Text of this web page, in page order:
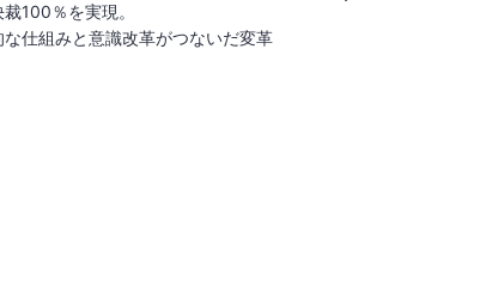
100％を実現。
な仕組みと意識改革がつないだ変革